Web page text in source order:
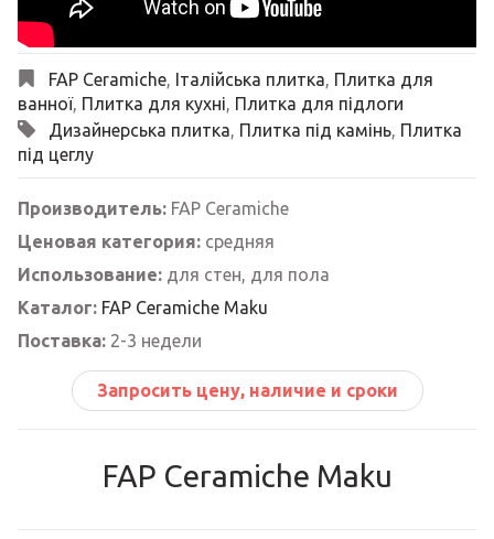
FAP Ceramiche, Італійська плитка, Плитка для
ванної, Плитка для кухні, Плитка для підлоги
Дизайнерська плитка, Плитка під камінь, Плитка
під цеглу
Производитель: FAP Ceramiche
Ценовая категория: средняя
Использование: для стен, для пола
Каталог: FAP Ceramiche Maku
Поставка: 2-3 недели
Запросить цену, наличие и сроки
FAP Ceramiche Maku